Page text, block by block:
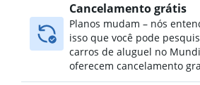
Cancelamento grátis
Planos mudam – nós
isso que você pode
carros de aluguel no
oferecem cancelamento